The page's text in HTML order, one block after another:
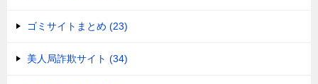
ゴミサイトまとめ (23)
美人局詐欺サイト (34)